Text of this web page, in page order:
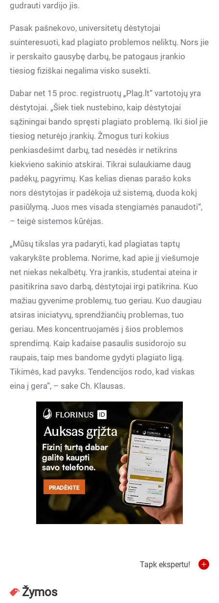
gudrauti vardijo jis.
Pasak pašnekovo, universitetų dėstytojai
suinteresuoti, kad plagiato problemos neliktų. Nors jie
ir perskaito gausybę darbų, be patogaus įrankio
tiesiog fiziškai negalima visko susekti.
Dabar net 15 proc. registruotų „Plag.lt“ vartotojų yra
dėstytojai. „Šiek tiek nustebino, kaip dėstytojai
sąžiningai bando spręsti plagiato problemą. Iki šiol jie
tiesiog neturėjo įrankių. Žmogus turi kokius
penkiasdešimt darbų, tad nesėdės ir netikrins
kiekvieno sakinio atskirai. Tikrai sulaukiame daug
padėkų, pagyrimų. Kas kelias dienas parašo koks
nors dėstytojas ir padėkoja už sistemą, duoda kokį
pasiūlymą. Juos mes visada stengiamės panaudoti“,
– teigė sistemos kūrėjas.
„Mūsų tikslas yra padaryti, kad plagiatas taptų
vakarykšte problema. Norime, kad apie jį viešumoje
net niekas nekalbėtų. Yra įrankis, studentai ateina ir
pasitikrina savo darbą, dėstytojai irgi patikrina. Kuo
mažiau gyvenime problemų, tuo geriau. Kuo daugiau
atsiras iniciatyvų, sprendžiančių problemas, tuo
geriau. Mes koncentruojamės į šios problemos
sprendimą. Kaip kadaise pasaulis susidorojo su
raupais, taip mes bandome gydyti plagiato ligą.
Tikimės, kad pavyks. Tendencijos rodo, kad viskas
eina į gera“, – sake Ch. Klausas.
Tapk ekspertu!
Žymos